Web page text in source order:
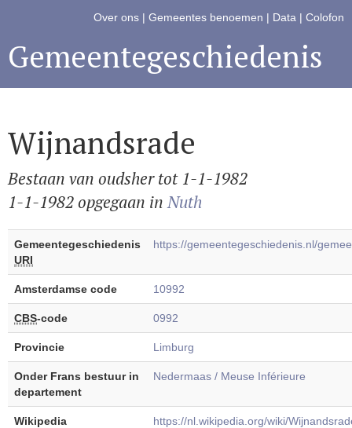
Over ons | Gemeentes benoemen | Data | Colofon
Gemeentegeschiedenis
Wijnandsrade
Bestaan van oudsher tot 1-1-1982
1-1-1982 opgegaan inNuth
Gemeentegeschiedenis
URI
https://gemeentegeschiedenis.nl/
Amsterdamse code 10992
CBS-code 0992
Provincie Limburg
Onder Frans bestuur in
departement
Nedermaas / Meuse Inférieure
Wikipedia https://nl.wikipedia.org/wiki/